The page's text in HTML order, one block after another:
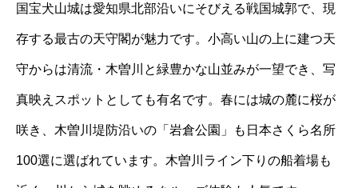
国宝犬山城は愛知県北部沿いにそびえる戦国城郭で、現
存する最古の天守閣が魅力です。小高い山の上に建つ天
守からは清流・木曽川と緑豊かな山並みが一望でき、写
真映えスポットとしても有名です。春には城の麓に桜が
咲き、木曽川堤防沿いの「岩倉公園」も日本さくら名所
100選に選ばれています。木曽川ライン下りの船着場も